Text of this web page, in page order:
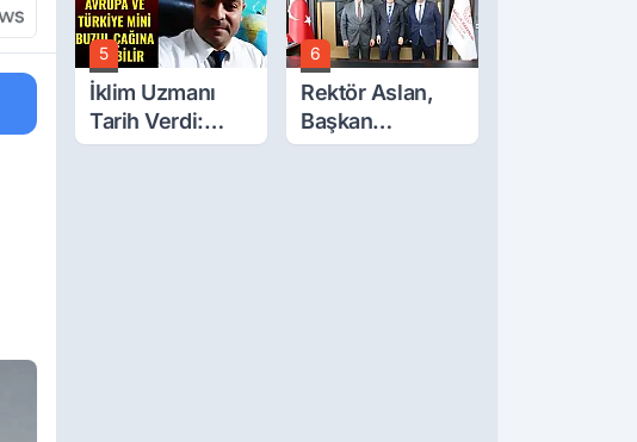
5
İklim Uzmanı
Tarih Verdi:
Avrupa Ve
6
Rektör Aslan,
Başkan
Çelik’ten Destek